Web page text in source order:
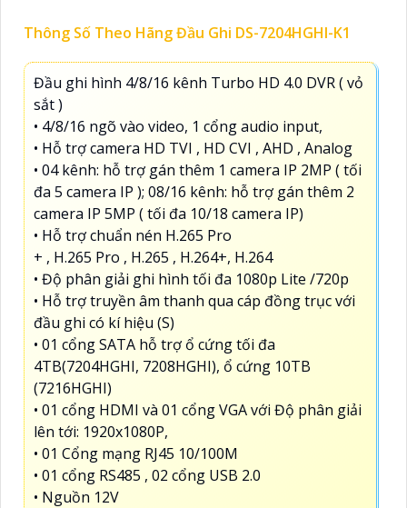
Thông Số Theo Hãng Đầu Ghi DS-7204HGHI-K1
Đầu ghi hình 4/8/16 kênh Turbo HD 4.0 DVR ( vỏ
sắt )
• 4/8/16 ngõ vào video, 1 cổng audio input,
• Hỗ trợ camera HD TVI , HD CVI , AHD , Analog
• 04 kênh: hỗ trợ gán thêm 1 camera IP 2MP ( tối
đa 5 camera IP ); 08/16 kênh: hỗ trợ gán thêm 2
camera IP 5MP ( tối đa 10/18 camera IP)
• Hỗ trợ chuẩn nén H.265 Pro
+ , H.265 Pro , H.265 , H.264+, H.264
• Độ phân giải ghi hình tối đa 1080p Lite /720p
• Hỗ trợ truyền âm thanh qua cáp đồng trục với
đầu ghi có kí hiệu (S)
• 01 cổng SATA hỗ trợ ổ cứng tối đa
4TB(7204HGHI, 7208HGHI), ổ cứng 10TB
(7216HGHI)
• 01 cổng HDMI và 01 cổng VGA với Độ phân giải
lên tới: 1920x1080P,
• 01 Cổng mạng RJ45 10/100M
• 01 cổng RS485 , 02 cổng USB 2.0
• Nguồn 12V